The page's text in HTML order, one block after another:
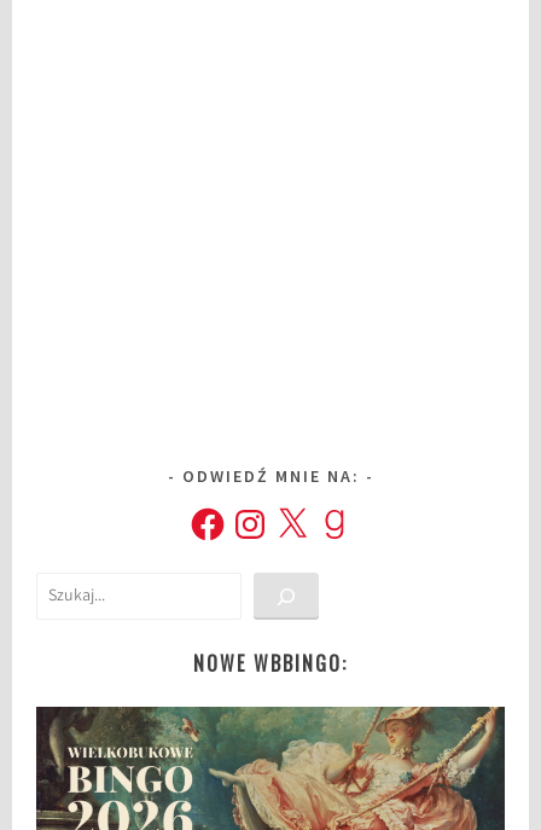
ODWIEDŹ MNIE NA:
FacebookInstagram
X Goodreads
Szukaj
NOWE WBBINGO: